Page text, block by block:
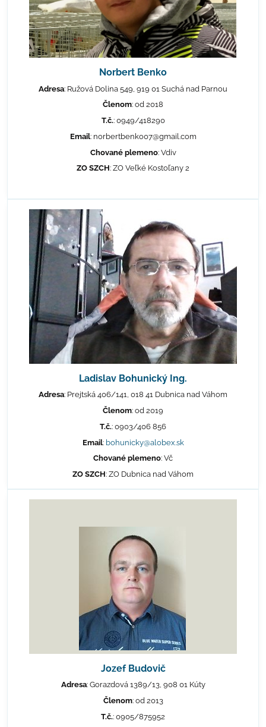
Norbert Benko
Adresa: Ružová Dolina 549, 919 01 Suchá nad Parnou
Členom: od 2018
T.č.: 0949/418290
Email: norbertbenko07@gmail.com
Chované plemeno: Vdiv
ZO SZCH: ZO Veľké Kostoľany 2
Ladislav Bohunický Ing.
Adresa: Prejtská 406/141, 018 41 Dubnica nad Váhom
Členom: od 2019
T.č.: 0903/406 856
Email: bohunicky@alobex.sk
Chované plemeno: Vč
ZO SZCH: ZO Dubnica nad Váhom
Jozef Budovič
Adresa: Gorazdová 1389/13, 908 01 Kúty
Členom: od 2013
T.č.: 0905/875952